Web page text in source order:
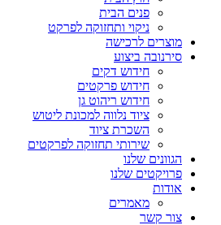
פנים הבית
ניקוי ותחזוקה לפרקט
מוצרים לרכישה
סירנובה ביצוע
חידוש דקים
חידוש פרקטים
חידוש ריהוט גן
ציוד נלווה למכונת ליטוש
השכרת ציוד
שירותי תחזוקה לפרקטים
הגוונים שלנו
פרויקטים שלנו
אודות
מאמרים
צור קשר